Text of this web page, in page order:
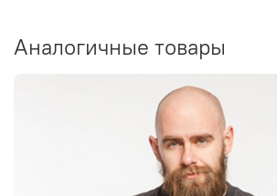
Аналогичные товары